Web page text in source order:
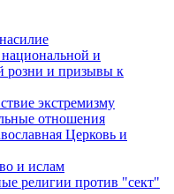
и
розни и призывы к
экстремизму
отношения
Церковь и
и ислам
религии против "сект"